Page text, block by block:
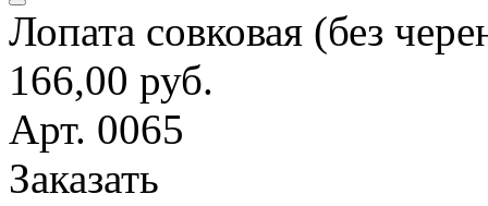
Лопата совковая (без
166,00 руб.
Арт. 0065
Заказать